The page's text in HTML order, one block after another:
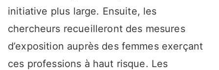
initiative plus large. Ensuite, les
chercheurs recueilleront des mesures
d’exposition auprès des femmes exerçant
ces professions à haut risque. Les